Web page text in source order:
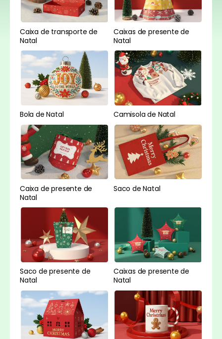
Caixa de transporte de
Natal
Caixas de presente de
Natal
Bola de Natal Camisola de Natal
Caixa de presente de
Natal
Saco de Natal
Saco de presente de
Natal
Caixas de presente de
Natal